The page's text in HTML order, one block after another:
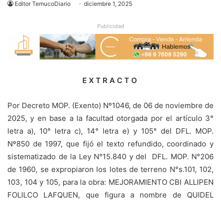
Editor TemucoDiario diciembre 1, 2025
Publicidad
E X T R A C T O
Por Decreto MOP. (Exento) Nº1046, de 06 de noviembre de
2025, y en base a la facultad otorgada por el artículo 3°
letra a), 10° letra c), 14° letra e) y 105° del DFL. MOP.
Nº850 de 1997, que fijó el texto refundido, coordinado y
sistematizado de la Ley N°15.840 y del DFL. MOP. N°206
de 1960, se expropiaron los lotes de terreno N°s.101, 102,
103, 104 y 105, para la obra: MEJORAMIENTO CBI ALLIPEN
FOLILCO LAFQUEN, que figura a nombre de QUIDEL